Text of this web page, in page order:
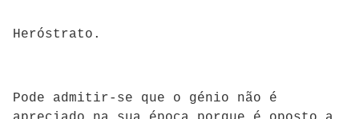
Heróstrato.
Pode admitir-se que o génio não é